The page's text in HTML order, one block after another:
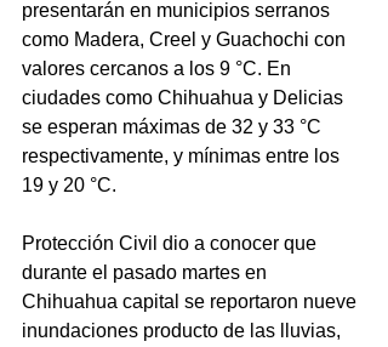
presentarán en municipios serranos
como Madera, Creel y Guachochi con
valores cercanos a los 9 °C. En
ciudades como Chihuahua y Delicias
se esperan máximas de 32 y 33 °C
respectivamente, y mínimas entre los
19 y 20 °C.
Protección Civil dio a conocer que
durante el pasado martes en
Chihuahua capital se reportaron nueve
inundaciones producto de las lluvias,